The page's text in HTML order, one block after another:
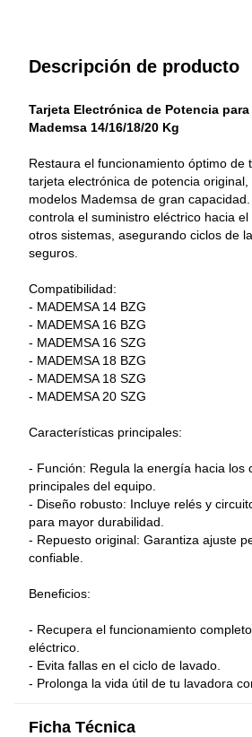
Descripción de producto
Tarjeta Electrónica de Potencia
Mademsa 14/16/18/20 Kg
Restaura el funcionamiento óptimo de
tarjeta electrónica de potencia
modelos Mademsa de gran
controla el suministro eléctrico hacia
otros sistemas, asegurando ciclos de
seguros.
Compatibilidad:
- MADEMSA 14 BZG
- MADEMSA 16 BZG
- MADEMSA 16 SZG
- MADEMSA 18 BZG
- MADEMSA 18 SZG
- MADEMSA 20 SZG
Características principales:
- Función: Regula la energía hacia los
principales del equipo.
- Diseño robusto: Incluye relés y
para mayor durabilidad.
- Repuesto original: Garantiza ajuste
confiable.
Beneficios:
- Recupera el funcionamiento
eléctrico.
- Evita fallas en el ciclo de lavado.
- Prolonga la vida útil de tu lavadora
Ficha Técnica